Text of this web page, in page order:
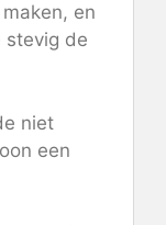
en
stevig de
niet
een